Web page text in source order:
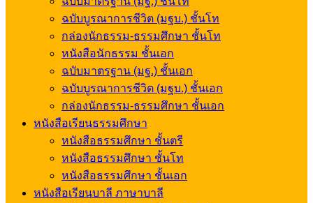
ฉบับบูรณาการชีวิต (มฐบ.) ชั้นโท
กล่องนักธรรม-ธรรมศึกษา ชั้นโท
หนังสือนักธรรม ชั้นเอก
ฉบับมาตรฐาน (มฐ.) ชั้นเอก
ฉบับบูรณาการชีวิต (มฐบ.) ชั้นเอก
กล่องนักธรรม-ธรรมศึกษา ชั้นเอก
หนังสือเรียนธรรมศึกษา
หนังสือธรรมศึกษา ชั้นตรี
หนังสือธรรมศึกษา ชั้นโท
หนังสือธรรมศึกษา ชั้นเอก
หนังสือเรียนบาลี ภาษาบาลี